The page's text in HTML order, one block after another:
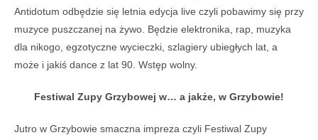
Antidotum odbędzie się letnia edycja live czyli pobawimy się przy
muzyce puszczanej na żywo. Będzie elektronika, rap, muzyka
dla nikogo, egzotyczne wycieczki, szlagiery ubiegłych lat, a
może i jakiś dance z lat 90. Wstęp wolny.
Festiwal Zupy Grzybowej w… a jakże, w Grzybowie!
Jutro w Grzybowie smaczna impreza czyli Festiwal Zupy